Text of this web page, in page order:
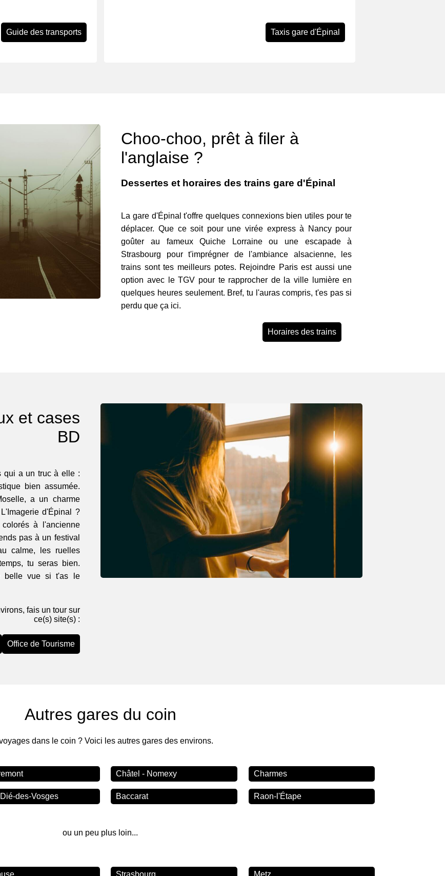
Guide des transports Taxis gare d'Épinal
Choo-choo, prêt à filer à
l'anglaise ?
Dessertes et horaires des trains gare d'Épinal
La gare d'Épinal t'offre quelques connexions bien utiles pour te
déplacer. Que ce soit pour une virée express à Nancy pour
goûter au fameux Quiche Lorraine ou une escapade à
Strasbourg pour t'imprégner de l'ambiance alsacienne, les
trains sont tes meilleurs potes. Rejoindre Paris est aussi une
option avec le TGV pour te rapprocher de la ville lumière en
quelques heures seulement. Bref, tu l'auras compris, t'es pas si
perdu que ça ici.
Horaires des trains
et cases
BD
qui a un truc à elle :
bien assumée.
a un charme
d'Épinal ?
à l'ancienne
pas à un festival
calme, les ruelles
tu seras bien.
belle vue si t'as le
fais un tour sur
ce(s) site(s) :
Office de Tourisme
Autres gares du coin
dans le coin ? Voici les autres gares des environs.
Châtel - Nomexy Charmes
des-Vosges Baccarat Raon-l'Étape
ou un peu plus loin...
Strasbourg Metz